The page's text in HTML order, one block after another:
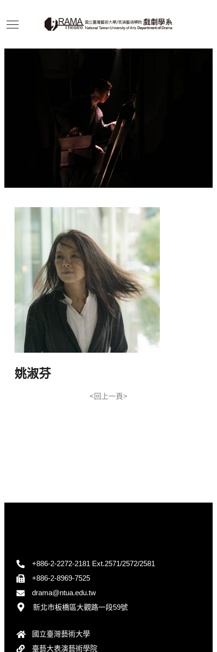
姚淑芬
<回上一頁>
+886-2-2272-2181 Ext.2571/2572/2581
+886-2-8969-7525
drama@ntua.edu.tw
新北市板橋區大觀路一段59號
國立臺灣藝術大學
臺藝大表演藝術學院